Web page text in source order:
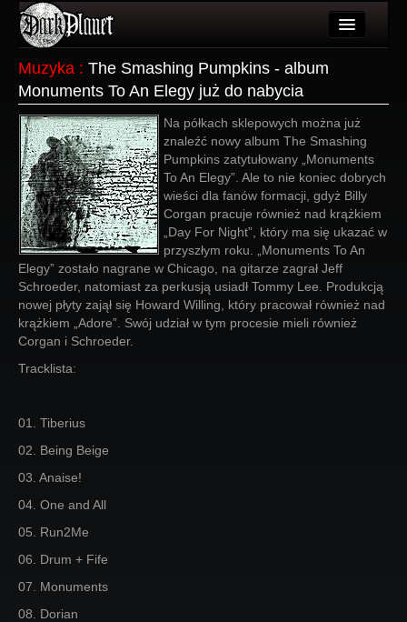
Użytkownicy
Wydarzenia
Galeria
Forum
Więcej
Login
Muzyka : The Smashing Pumpkins - album
Monuments To An Elegy już do nabycia
Na półkach sklepowych można już
znaleźć nowy album The Smashing
Pumpkins zatytułowany „Monuments
To An Elegy”. Ale to nie koniec dobrych
wieści dla fanów formacji, gdyż Billy
Corgan pracuje również nad krążkiem
„Day For Night”, który ma się ukazać w
przyszłym roku. „Monuments To An
Elegy” zostało nagrane w Chicago, na gitarze zagrał Jeff
Schroeder, natomiast za perkusją usiadł Tommy Lee. Produkcją
nowej płyty zajął się Howard Willing, który pracował również nad
krążkiem „Adore”. Swój udział w tym procesie mieli również
Corgan i Schroeder.
Tracklista:
01. Tiberius
02. Being Beige
03. Anaise!
04. One and All
05. Run2Me
06. Drum + Fife
07. Monuments
08. Dorian